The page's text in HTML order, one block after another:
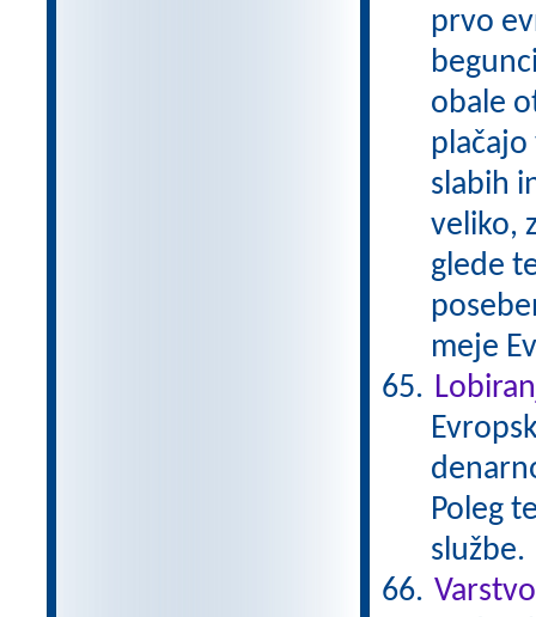
prvo
obale
slabih
veliko,
glede
meje
Poleg
službe.